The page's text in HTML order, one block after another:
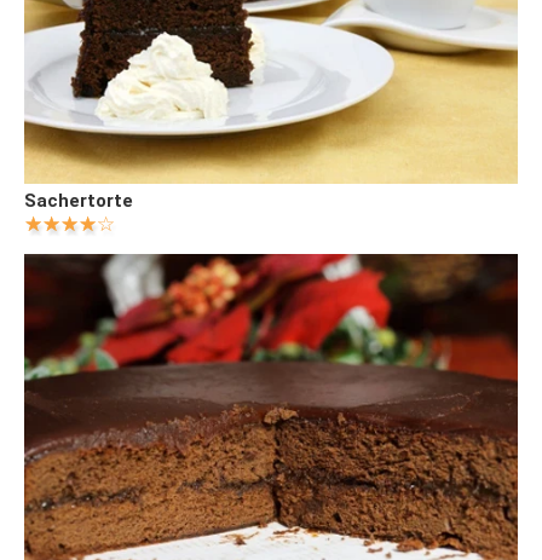
Sachertorte